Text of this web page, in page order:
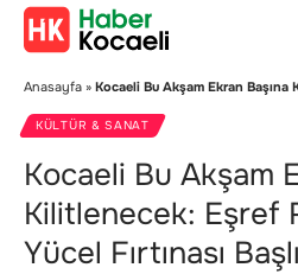
Anasayfa » Kocaeli Bu Akşam Ekran Başına Kilitlenecek:
KÜLTÜR & SANAT
Kocaeli Bu Akşam
Kilitlenecek: Eşref
Yücel Fırtınası